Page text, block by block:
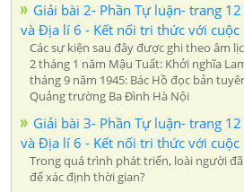
Giải bài 2- Phần Tự luận- trang
và Địa lí 6 - Kết nối tri thức với cuộc
Các sự kiện sau đây được ghi theo âm
2 tháng 1 năm Mậu Tuất: Khởi nghĩa
tháng 9 năm 1945: Bác Hồ đọc bản
Quảng trường Ba Đình Hà Nội
Giải bài 3- Phần Tự luận- trang
và Địa lí 6 - Kết nối tri thức với cuộc
Trong quá trình phát triển, loài người
để xác định thời gian?